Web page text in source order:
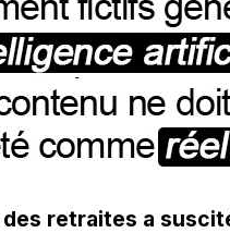
retraites a